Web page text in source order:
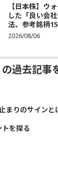
【日本株】ウ
した「良い会
法、参考銘柄
2026/08/06
過去記事
まりのサインと
トを探る